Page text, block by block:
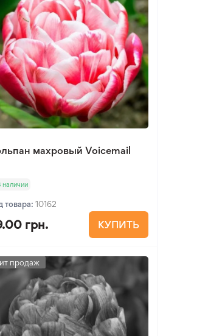
махровый Voicemail
наличии
товара: 10162
грн. КУПИТЬ
продаж